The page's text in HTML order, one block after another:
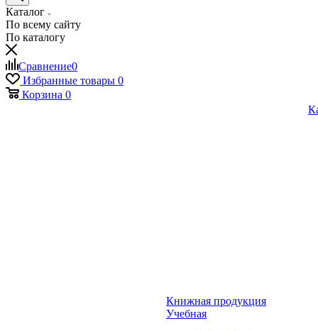
Каталог
По всему сайту
По каталогу
Сравнение0
Избранные товары 0
Корзина 0
Книжная продукция
Учебная